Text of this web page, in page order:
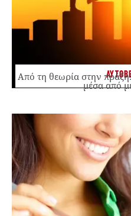
Από τη θεωρία στην
μέσα από